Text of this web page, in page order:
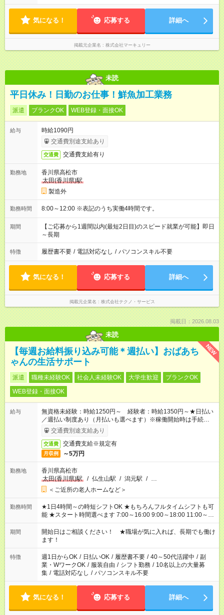
休憩1時間） ■週5日勤務 ■残業ほぼなし ■希望休あり
気になる！ 応募する 詳細へ
掲載元企業名 株式会社マーキュリー
未読
平日休み！日勤のお仕事！鮮魚加工業務
派遣 ブランクOK WEB登録・面接OK
給与
時給1090円
交通費別途支給あり
交通費 交通費支給有り
勤務地
香川県高松市
太田(香川県)駅
製造外
勤務時間 8:00～12:00 ※表記のうち実働4時間です。
期間
【ご応募から1週間以内(最短2日目)のスピード就業が可能】即日
～長期
特徴 履歴書不要 / 電話対応なし / パソコンスキル不要
気になる！ 応募する 詳細へ
掲載元企業名 株式会社テクノ・サービス
掲載日：2026.08.03
未読
NEW
【毎週お給料振り込み可能＊週払い】おばあち
ゃんの生活サポート
派遣 職種未経験OK 社会人未経験OK 大学生歓迎
ブランクOK
WEB登録・面接OK
給与
無資格未経験：時給1250円～ 経験者：時給1350円～★日払い
／週払い制度あり（月払いも選べます）※稼働開始時は手続き完
了次第のお支払いとなります。
交通費別途支給あり
交通費 交通費支給※規定有
月収例 ～5万円
勤務地
香川県高松市
太田(香川県)駅
/ 仏生山駅 / 潟元駅 / …
＜ご近所の老人ホームなど＞
勤務時間
★1日4時間～の時短シフトOK ★もちろんフルタイムシフトも可
能 ★スタート時間選べます 7:00～16:00 9:00～18:00 11:00～
20:00 など 残業なし！ ※Wワークの場合、他のお仕事と合わせ
週40時間超の就業はご案内できません ※法令に基づき、週20時
間以上勤務は社会保険への加入対象となります ※労働者派遣法
（日雇い派遣の原則禁止）により、短時間・短期間の就業はご
案内が難しい場合があります
期間
開始日はご相談ください！ ★職場が気に入れば、長期でも働け
ます！
特徴 週1日からOK / 日払いOK / 履歴書不要 / 40～50代活躍中 / 副
業・WワークOK / 服装自由 / シフト勤務 / 10名以上の大量募
集 / 電話対応なし / パソコンスキル不要
気になる！ 応募する 詳細へ